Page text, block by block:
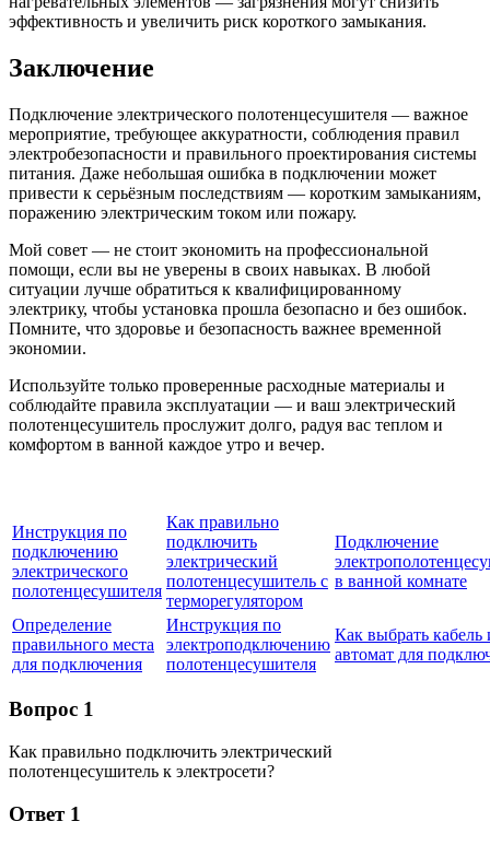
эффективность и увеличить риск короткого замыкания.
Заключение
Подключение электрического полотенцесушителя — важное
мероприятие, требующее аккуратности, соблюдения правил
электробезопасности и правильного проектирования системы
питания. Даже небольшая ошибка в подключении может
привести к серьёзным последствиям — коротким замыканиям,
поражению электрическим током или пожару.
Мой совет — не стоит экономить на профессиональной
помощи, если вы не уверены в своих навыках. В любой
ситуации лучше обратиться к квалифицированному
электрику, чтобы установка прошла безопасно и без ошибок.
Помните, что здоровье и безопасность важнее временной
экономии.
Используйте только проверенные расходные материалы и
соблюдайте правила эксплуатации — и ваш электрический
полотенцесушитель прослужит долго, радуя вас теплом и
комфортом в ванной каждое утро и вечер.
Инструкция по
подключению
электрического
полотенцесушителя
Как правильно
подключить
электрический
полотенцесушитель с
терморегулятором
Подключение
в ванной комнате
Определение
правильного места
для подключения
Инструкция по
электроподключению
полотенцесушителя
Как выбрать кабель
автомат для
Вопрос 1
Как правильно подключить электрический
полотенцесушитель к электросети?
Ответ 1